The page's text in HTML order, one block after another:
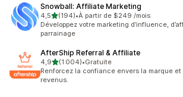
Snowball: Affiliate Marketing
4,5étoile(s) sur 5
(194)
194 avis au total
•À partir de $249 /mois
Développez votre marketing d’influence,
parrainage
AfterShip Referral & Affiliate
4,9étoile(s) sur 5
(1 004)
1004 avis au total
•Gratuite
Renforcez la confiance envers la marque
revenus.